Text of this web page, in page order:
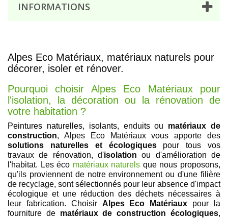
INFORMATIONS
Alpes Eco Matériaux, matériaux naturels pour
décorer, isoler et rénover.
Pourquoi choisir Alpes Eco Matériaux pour
l'isolation, la décoration ou la rénovation de
votre habitation ?
Peintures naturelles, isolants, enduits ou matériaux de
construction, Alpes Eco Matériaux vous apporte des
solutions naturelles et écologiquespour tous vos
travaux de rénovation, d'isolation ou d'amélioration de
l'habitat. Les éco matériaux naturels que nous proposons,
qu'ils proviennent de notre environnement ou d'une filière
de recyclage, sont sélectionnés pour leur absence d'impact
écologique et une réduction des déchets nécessaires à
leur fabrication. Choisir Alpes Eco Matériaux pour la
fourniture de matériaux de construction écologiques,